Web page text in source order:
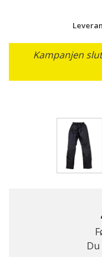
Kampanjen